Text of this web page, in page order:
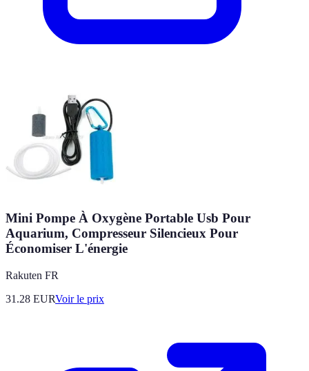
Mini Pompe À Oxygène Portable Usb Pour
Aquarium, Compresseur Silencieux Pour
Économiser L'énergie
Rakuten FR
31.28 EURVoir le prix